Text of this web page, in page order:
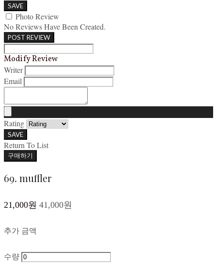
SAVE
Photo Review
No Reviews Have Been Created.
POST REVIEW
Modify Review
Writer
Email
Rating
SAVE
Return To List
구매하기
69. muffler
21,000원 41,000원
추가 금액
수량